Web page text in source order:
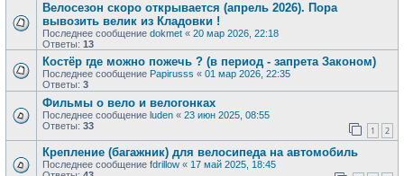
Велосезон скоро открывается (апрель 2026). Пора
вывозить велик из Кладовки !
Последнее сообщение dokmet « 20 мар 2026, 22:18
Ответы: 13
Костёр где можно пожечь ? (в период - запрета Законом)
Последнее сообщение Papirusss « 01 мар 2026, 22:35
Ответы: 3
Фильмы о вело и велогонках
Последнее сообщение luden « 23 июн 2025, 08:55
Ответы: 33 1 2
Крепление (багажник) для велосипеда на автомобиль
Последнее сообщение fdrillow « 17 май 2025, 18:45